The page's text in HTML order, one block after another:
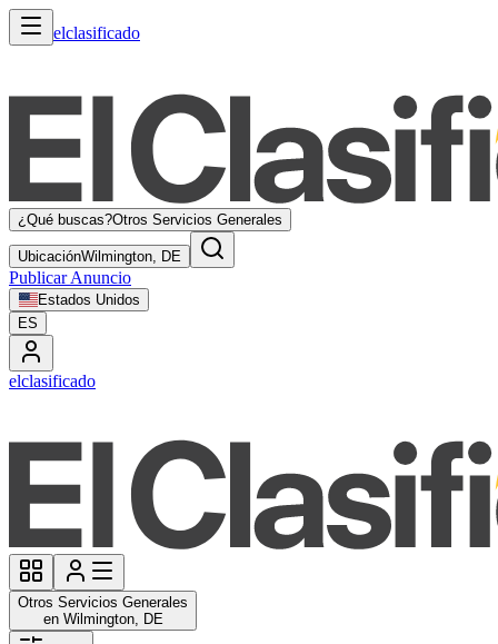
elclasificado
¿Qué buscas?Otros Servicios Generales
UbicaciónWilmington, DE
Publicar Anuncio
Estados Unidos
ES
elclasificado
Otros Servicios Generales
en Wilmington, DE